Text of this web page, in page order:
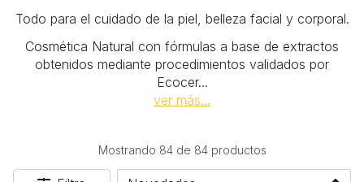
Todo para el cuidado de la piel, belleza facial y corporal.
Cosmética Natural con fórmulas a base de extractos
obtenidos mediante procedimientos validados por
Ecocer...
ver más...
Mostrando 84 de 84 productos